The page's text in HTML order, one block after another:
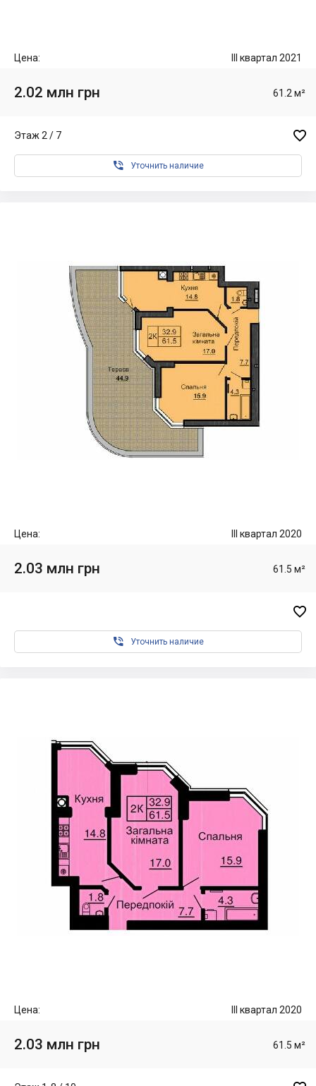
Цена: III квартал 2021
2.02 млн грн 61.2 м²
Этаж 2 / 7 
 Уточнить наличие
Цена: III квартал 2020
2.03 млн грн 61.5 м²

 Уточнить наличие
Цена: III квартал 2020
2.03 млн грн 61.5 м²